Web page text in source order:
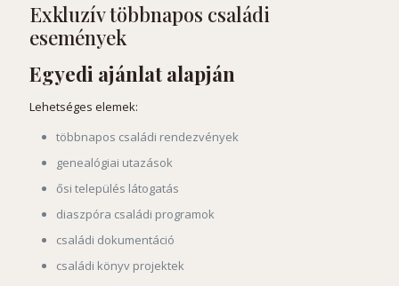
Exkluzív többnapos családi
események
Egyedi ajánlat alapján
Lehetséges elemek:
többnapos családi rendezvények
genealógiai utazások
ősi település látogatás
diaszpóra családi programok
családi dokumentáció
családi könyv projektek